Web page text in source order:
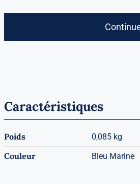
Caractéristiques
Poids 0,085 kg
Couleur Bleu Marine